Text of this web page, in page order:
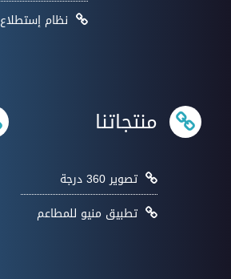
نظام إستطلاع
منتجاتنا
تصوير 360 درجة
تطبيق منيو للمطاعم